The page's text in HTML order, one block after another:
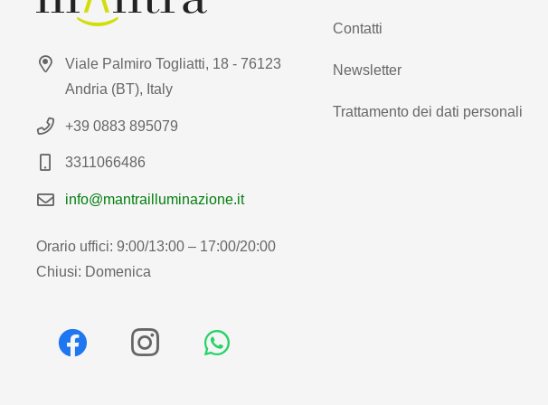
Viale Palmiro Togliatti, 18 - 76123
Andria (BT), Italy
+39 0883 895079
3311066486
info@mantrailluminazione.it
Orario uffici: 9:00/13:00 – 17:00/20:00
Chiusi: Domenica
Contatti
Newsletter
Trattamento dei dati personali